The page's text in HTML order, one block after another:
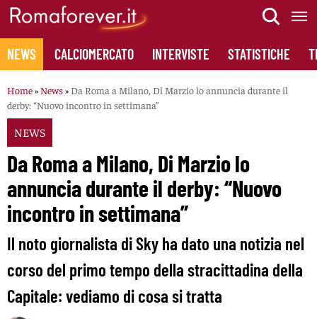
Skip
content
NEWS CALCIOMERCATO INTERVISTE STATISTICHE
Home» News» Da Roma a Milano, Di Marzio lo annuncia durante il
derby: “Nuovo incontro in settimana”
NEWS
Da Roma a Milano, Di Marzio lo
annuncia durante il derby: “Nuovo
incontro in settimana”
Il noto giornalista di Sky ha dato una notizia nel
corso del primo tempo della stracittadina della
Capitale: vediamo di cosa si tratta